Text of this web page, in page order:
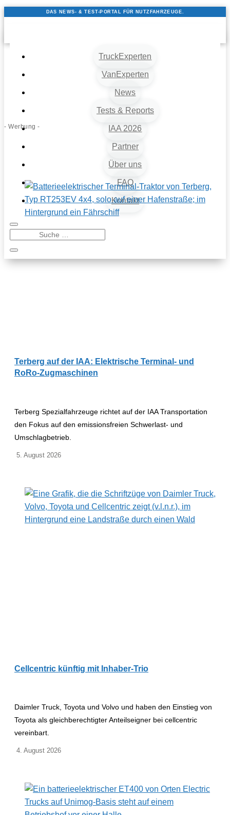
DAS NEWS- & TEST-PORTAL FÜR NUTZFAHRZEUGE.
TruckExperten
VanExperten
News
Tests & Reports
IAA 2026
Partner
Über uns
FAQ
Kontakt
- Werbung -
Terberg auf der IAA: Elektrische Terminal- und
RoRo-Zugmaschinen
Terberg Spezialfahrzeuge richtet auf der IAA Transportation
den Fokus auf den emissionsfreien Schwerlast- und
Umschlagbetrieb.
5. August 2026
Cellcentric künftig mit Inhaber-Trio
Daimler Truck, Toyota und Volvo und haben den Einstieg von
Toyota als gleichberechtigter Anteilseigner bei cellcentric
vereinbart.
4. August 2026